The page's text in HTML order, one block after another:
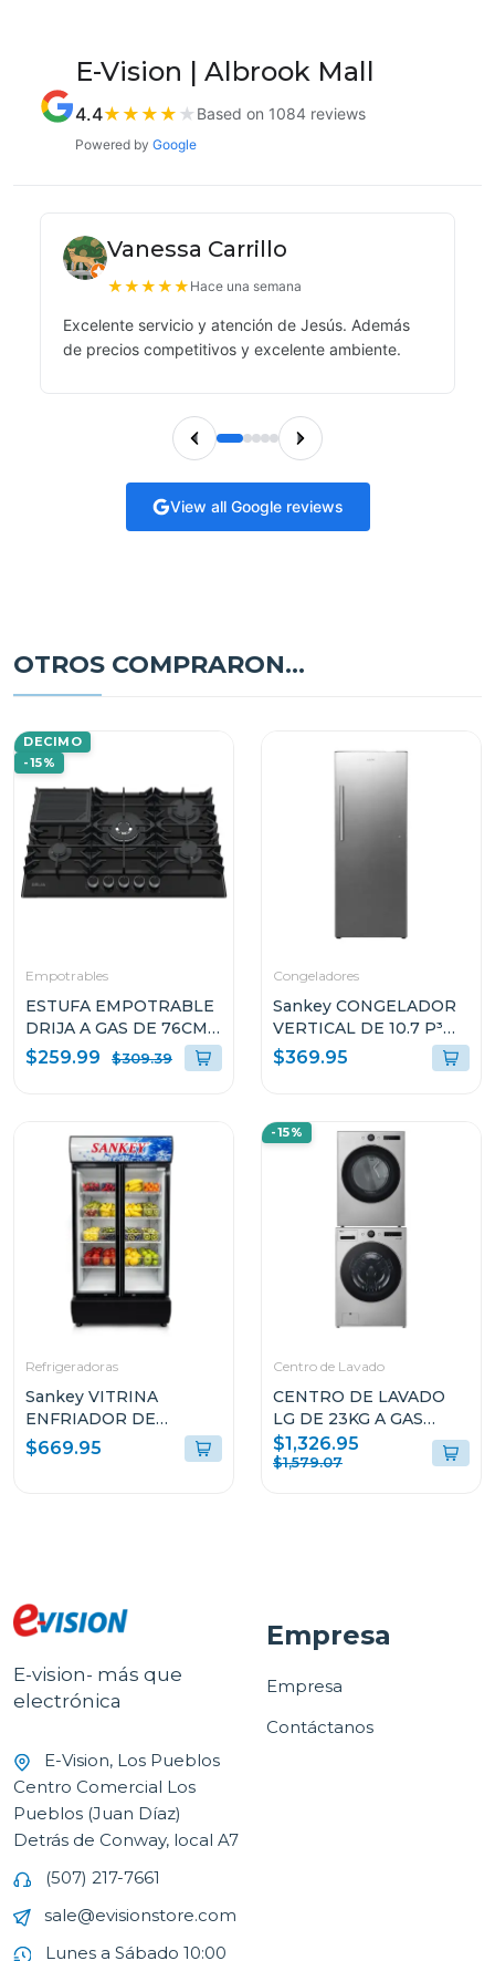
E-Vision | Albrook Mall
4.4★ ★ ★ ★ ★ Based on 1084 reviews
Powered by Google
Vanessa Carrillo
★★★★★ Hace una semana
Excelente servicio y atención de Jesús. Además
de precios competitivos y excelente ambiente.
View all Google reviews
OTROS COMPRARON...
DECIMO
-15%
Empotrables
ESTUFA EMPOTRABLE
DRIJA A GAS DE 76CM
DE 5 QUEMADORES
VITROCERAMICA
$259.99 $309.39
Congeladores
Sankey CONGELADOR
VERTICAL DE 10.7 P³
RFC1301
$369.95
Refrigeradoras
Sankey VITRINA
ENFRIADOR DE
20CUFT RFD20N
$669.95
-15%
Centro de Lavado
CENTRO DE LAVADO
LG DE 23KG A GAS
COLOR GRIS
WM23VFXS6/DF74VFXS6B
$1,326.95
$1,579.07
E-vision- más que
electrónica
E-Vision, Los Pueblos
Centro Comercial Los
Pueblos (Juan Díaz)
Detrás de Conway, local A7
(507) 217-7661
sale@evisionstore.com
Lunes a Sábado 10:00
Empresa
Empresa
Contáctanos